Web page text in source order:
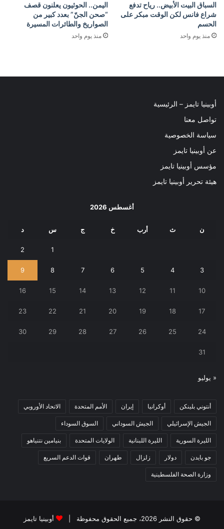
السباق البيت الأبيض.. رياح تدفع
شراع فانس لكن الوقت مبكر على
الحسم
منذ يوم واحد
اليمن.. الحوثيون يعلنون قصف
“صحن الجنّ” بعدد كبير من
الصواريخ والطائرات المسيرة
منذ يوم واحد
أوبينيا تايمز – الرئيسية
تواصل معنا
سياسة الخصوصية
عن أوبينيا تايمز
مؤسس أوبينيا تايمز
هيئة تحرير أوبينيا تايمز
أغسطس 2026
ن ث أرب خ ج س د
1
2
3
4
5
6
7
8
9
10
11
12
13
14
15
16
17
18
19
20
21
22
23
24
25
26
27
28
29
30
31
« يوليو
أنتوني بلينكن أوكرانيا إيران الأمم المتحدة الاتحاد الأوروبي
الجيش الإسرائيلي الجيش السوداني السوق السوداء
الليرة السورية الليرة اللبنانية الولايات المتحدة بنيامين نتنياهو
جو بايدن دولار زلزال طهران قوات الدعم السريع
وزارة الصحة الفلسطينية
© حقوق النشر 2026، جميع الحقوق محفوظة | أوبينيا تايمز